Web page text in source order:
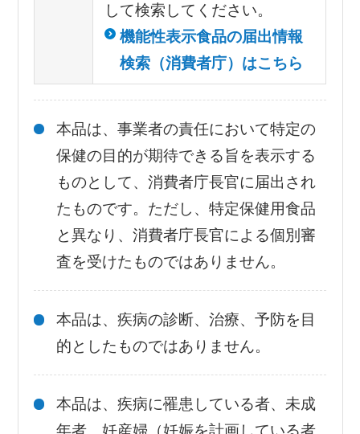
して検索してください。
機能性表示食品の届出情報
検索（消費者庁）はこちら
本品は、事業者の責任において特定の
保健の目的が期待できる旨を表示する
ものとして、消費者庁長官に届出され
たものです。ただし、特定保健用食品
と異なり、消費者庁長官による個別審
査を受けたものではありません。
本品は、疾病の診断、治療、予防を目
的としたものではありません。
本品は、疾病に罹患している者、未成